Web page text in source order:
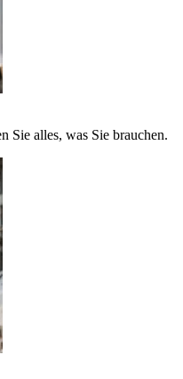
Sie alles, was Sie brauchen.